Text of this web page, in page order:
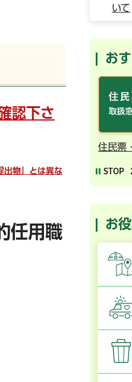
認下さ
出物」とは異な
任用職
いて
お
住民票
STOP
お